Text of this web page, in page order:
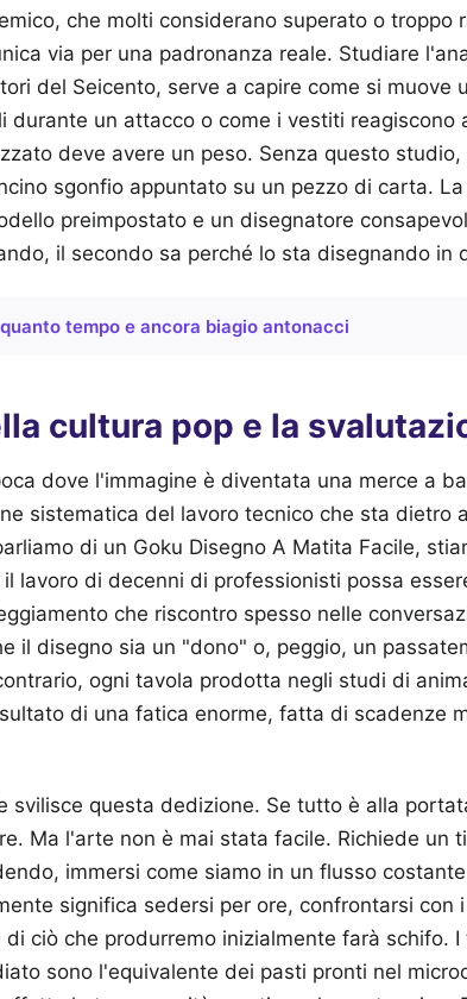
che molti considerano superato o troppo
via per una padronanza reale. Studiare
del Seicento, serve a capire come si muove
durante un attacco o come i vestiti reagiscono
deve avere un peso. Senza questo
sgonfio appuntato su un pezzo di carta.
preimpostato e un disegnatore
il secondo sa perché lo sta disegnando in
quanto tempo e ancora biagio antonacci
cultura pop e la
dove l'immagine è diventata una merce a
sistematica del lavoro tecnico che sta dietro
di un Goku Disegno A Matita Facile,
lavoro di decenni di professionisti possa
che riscontro spesso nelle
il disegno sia un "dono" o, peggio, un
ogni tavola prodotta negli studi di
di una fatica enorme, fatta di scadenze
svilisce questa dedizione. Se tutto è alla
Ma l'arte non è mai stata facile. Richiede un
immersi come siamo in un flusso
significa sedersi per ore, confrontarsi con
di ciò che produrremo inizialmente farà schifo.
sono l'equivalente dei pasti pronti nel